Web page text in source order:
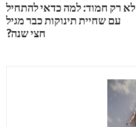
לא רק חמוד: למה כדאי להתחיל
עם שחיית תינוקות כבר מגיל
חצי שנה?